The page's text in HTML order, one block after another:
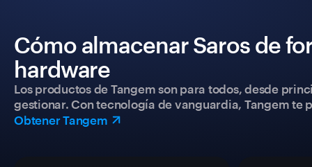
Cómo almacenar Saros de
hardware
Los productos de Tangem son para todos, desde
gestionar. Con tecnología de vanguardia, Tangem
Obtener Tangem